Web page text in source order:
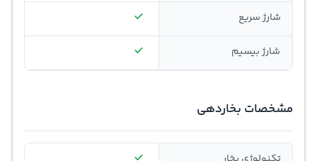
شارژ سریع
شارژ بیسیم
مشخصات بخاردهی